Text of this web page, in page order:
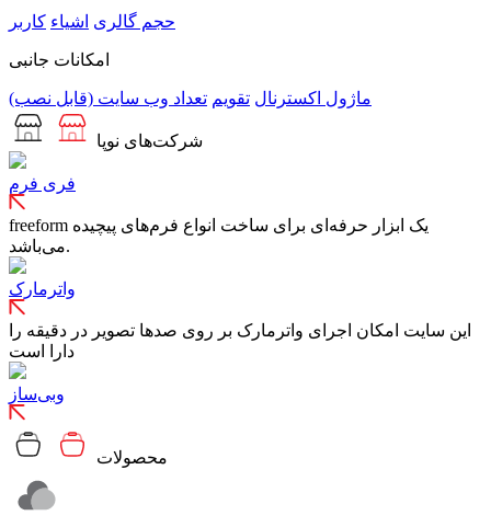
حجم گالری اشیاء کاربر
امکانات جانبی
ماژول اکسترنال تقویم تعداد وب سایت (قابل نصب)
شرکت‌های نوپا
فری فرم
freeform یک ابزار حرفه‌ای برای ساخت انواع فرم‌های پیچیده
می‌باشد.
واترمارک
این سایت امکان اجرای واترمارک بر روی صدها تصویر در دقیقه را
دارا است
وبی‌ساز
محصولات